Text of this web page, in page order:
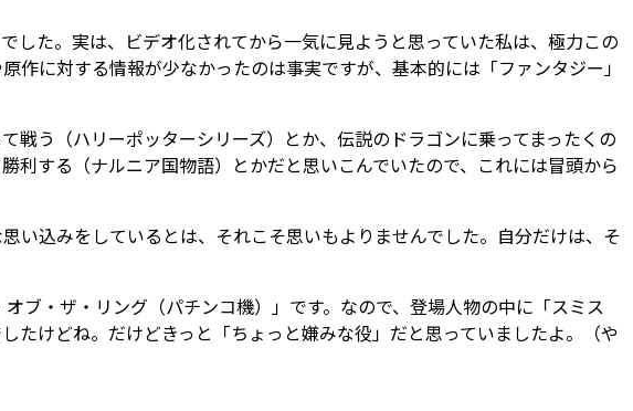
した。実は、ビデオ化されてから一気に見ようと思っていた私は、極力この
に対する情報が少なかったのは事実ですが、基本的には「ファンタジー」
戦う（ハリーポッターシリーズ）とか、伝説のドラゴンに乗ってまったくの
利する（ナルニア国物語）とかだと思いこんでいたので、これには冒頭から
い込みをしているとは、それこそ思いもよりませんでした。自分だけは、そ
ブ・ザ・リング（パチンコ機）」です。なので、登場人物の中に「スミス
たけどね。だけどきっと「ちょっと嫌みな役」だと思っていましたよ。（や